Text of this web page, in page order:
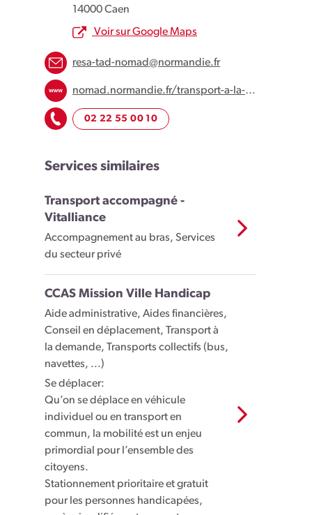
14000 Caen
Voir sur Google Maps
resa-tad-nomad@normandie.fr
nomad.normandie.fr/transport-a-la-demande
02 22 55 00 10
Services similaires
Transport accompagné -
Vitalliance
Accompagnement au bras, Services
du secteur privé
CCAS Mission Ville Handicap
Aide administrative, Aides financières,
Conseil en déplacement, Transport à
la demande, Transports collectifs (bus,
navettes, ...)
Se déplacer:
Qu’on se déplace en véhicule
individuel ou en transport en
commun, la mobilité est un enjeu
primordial pour l’ensemble des
citoyens.
Stationnement prioritaire et gratuit
pour les personnes handicapées,